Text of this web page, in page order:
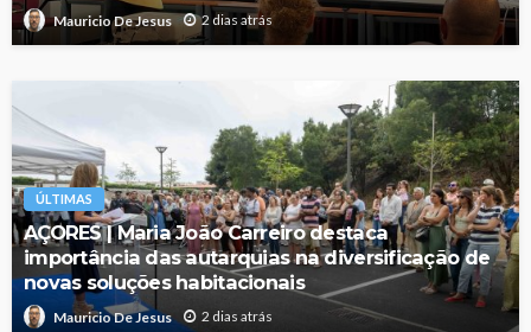
Mauricio De Jesus 2 dias atrás
ÚLTIMAS
AÇORES | Maria João Carreiro destaca
importância das autarquias na diversificação de
novas soluções habitacionais
Mauricio De Jesus 2 dias atrás